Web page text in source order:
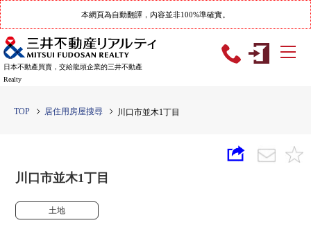
本網頁為自動翻譯，內容並非100%準確實。
日本不動產買賣，交給龍頭企業的三井不動產
Realty
TOP 居住用房屋搜尋 川口市並木1丁目
川口市並木1丁目
土地